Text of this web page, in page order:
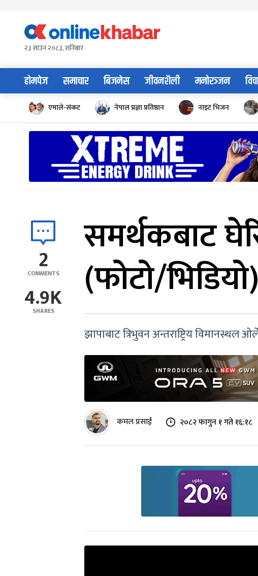
content२३ साउन २०८३, शनिबार
होमपेज समाचार बिजनेस जीवनशैली मनोरञ्जन
एमाले-संकट नेपाल प्रज्ञा प्रतिष्ठान नाइट भिजन
2
COMMENTS
4.9K
SHARES
समर्थकबाट
(फोटो/भिडियो)
झापाबाट त्रिभुवन अन्तराष्ट्रिय
कमल प्रसाईं २०८२ फागुन १ गते १६:१८